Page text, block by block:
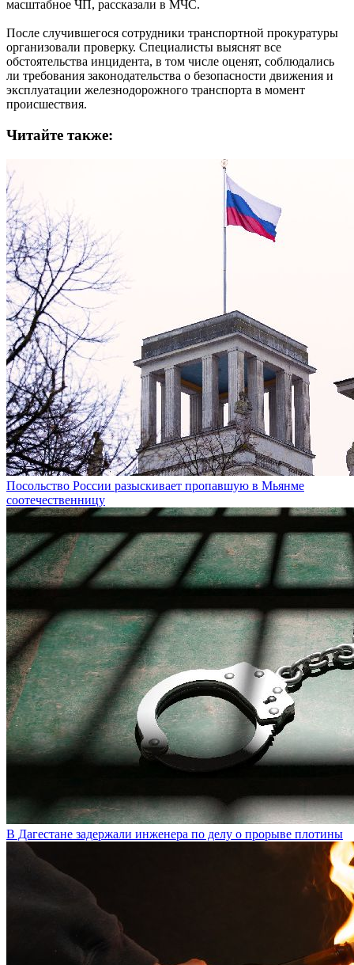
масштабное ЧП, рассказали в МЧС.
После случившегося сотрудники транспортной прокуратуры
организовали проверку. Специалисты выяснят все
обстоятельства инцидента, в том числе оценят, соблюдались
ли требования законодательства о безопасности движения и
эксплуатации железнодорожного транспорта в момент
происшествия.
Читайте также:
Посольство России разыскивает пропавшую в Мьянме
соотечественницу
В Дагестане задержали инженера по делу о прорыве плотины